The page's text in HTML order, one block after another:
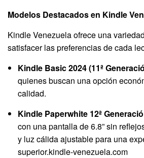
Modelos Destacados en Kindle
Kindle Venezuela ofrece una
satisfacer las preferencias de cada
Kindle Basic 2024 (11ª
quienes buscan una opción
calidad.
Kindle Paperwhite 12ª
con una pantalla de 6.8” sin
y luz cálida ajustable para una
superior.kindle-venezuela.com